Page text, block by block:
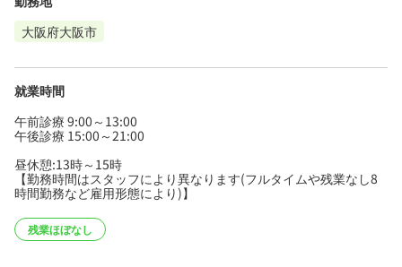
大阪府大阪市
就業時間
午前診療 9:00～13:00
午後診療 15:00～21:00
昼休憩:13時～15時
【勤務時間はスタッフにより異なります(フルタイムや残業なし8
時間勤務など雇用形態により)】
残業ほぼなし